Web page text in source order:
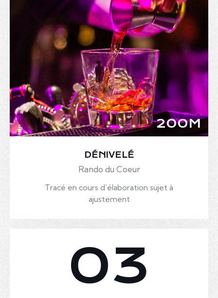
200M
DÉNIVELÉ
Rando du Coeur
Tracé en cours d’élaboration sujet à
ajustement
03